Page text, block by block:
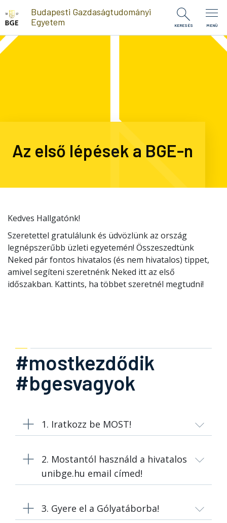
Ugrás a tartalomra
Budapesti Gazdaságtudományi
Egyetem
KERESÉS MENÜ
Az első lépések a BGE-n
Kedves Hallgatónk!
Szeretettel gratulálunk és üdvözlünk az ország
legnépszerűbb üzleti egyetemén! Összeszedtünk
Neked pár fontos hivatalos (és nem hivatalos) tippet,
amivel segíteni szeretnénk Neked itt az első
időszakban. Kattints, ha többet szeretnél megtudni!
#mostkezdődik
#bgesvagyok
1. Iratkozz be MOST!
2. Mostantól használd a hivatalos
unibge.hu email címed!
3. Gyere el a Gólyatáborba!